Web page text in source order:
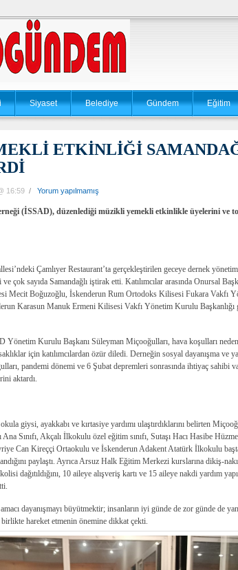
Siyaset Belediye Gündem Eğitim
ETKİNLİĞİ
16:59 / Yorum yapılmamış
(İSSAD), düzenlediği müzikli yemekli etkinlikle üyelerini ve
Çamlıyer Restaurant’ta gerçekleştirilen geceye dernek
çok sayıda Samandağlı iştirak etti. Katılımcılar arasında Onursal
Mecit Boğuzoğlu, İskenderun Rum Ortodoks Kilisesi Fukara Vakfı
Karasun Manuk Ermeni Kilisesi Vakfı Yönetim Kurulu
Yönetim Kurulu Başkanı Süleyman Miçooğulları, hava koşulları
için katılımcılardan özür diledi. Derneğin sosyal dayanışma ve
pandemi dönemi ve 6 Şubat depremleri sonrasında ihtiyaç sahibi
aktardı.
okula giysi, ayakkabı ve kırtasiye yardımı ulaştırdıklarını belirten
Sınıfı, Akçalı İlkokulu özel eğitim sınıfı, Sutaşı Hacı Hasibe
Can Kireççi Ortaokulu ve İskenderun Adakent Atatürk İlkokulu
paylaştı. Ayrıca Arsuz Halk Eğitim Merkezi kurslarına dikiş-
dağıtıldığını, 10 aileye alışveriş kartı ve 15 aileye nakdi yardım
dayanışmayı büyütmektir; insanların iyi günde de zor günde de
hareket etmenin önemine dikkat çekti.